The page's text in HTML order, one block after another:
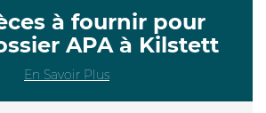
à fournir pour
APA à Kilstett
En Savoir Plus